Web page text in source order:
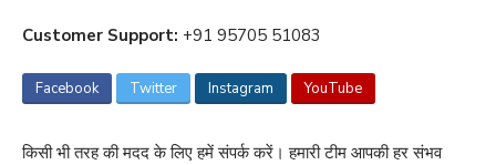
Customer Support: +91 95705 51083
Facebook Twitter Instagram YouTube
किसी भी तरह की मदद के लिए हमें संपर्क करें। हमारी टीम आपकी हर संभव